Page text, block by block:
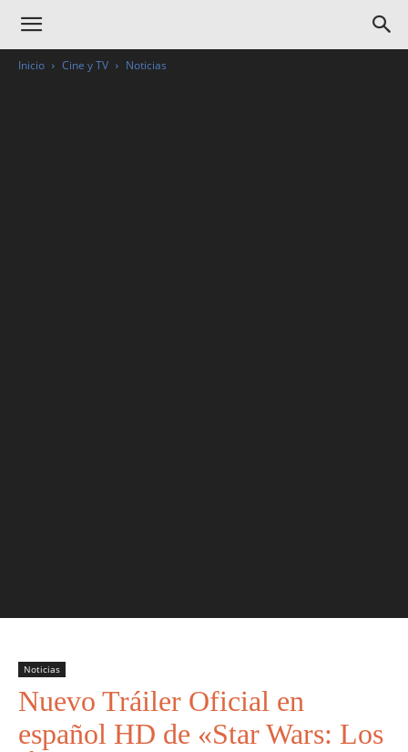
Inicio Cine y TV Noticias
Noticias
Nuevo Tráiler Oficial en
español HD de «Star Wars: Los